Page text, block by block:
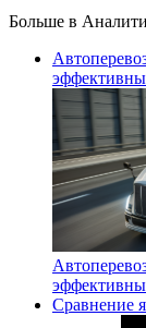
Больше в
Сравнение